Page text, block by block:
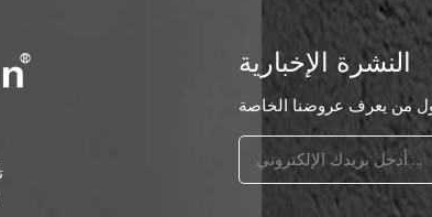
النشرة الإخبارية